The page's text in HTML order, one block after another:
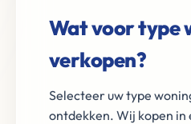
Wat voor type
verkopen?
Selecteer uw type
ontdekken. Wij kopen in